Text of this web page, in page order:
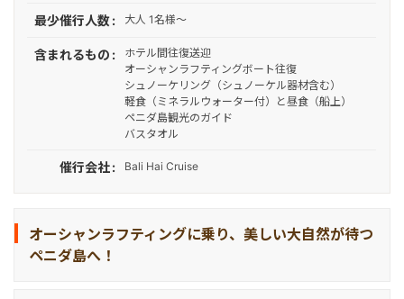
最少催行人数 大人 1名様～
含まれるもの
ホテル間往復送迎
オーシャンラフティングボート往復
シュノーケリング（シュノーケル器材含む）
軽食（ミネラルウォーター付）と昼食（船上）
ペニダ島観光のガイド
バスタオル
催行会社 Bali Hai Cruise
オーシャンラフティングに乗り、美しい大自然が待つ
ペニダ島へ！
ーズ
日の過ごし方
島発インドネシア国内ツアー